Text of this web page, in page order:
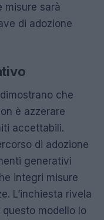
misure sarà
di adozione
che
è azzerare
accettabili.
di adozione
generativi
integri misure
L’inchiesta rivela
modello lo